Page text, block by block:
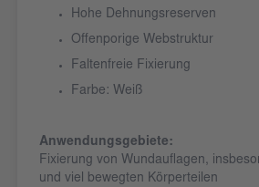
Hohe Dehnungsreserven
Offenporige Webstruktur
Faltenfreie Fixierung
Farbe: Weiß
Anwendungsgebiete:
Fixierung von Wundauflagen,
und viel bewegten Körperteilen